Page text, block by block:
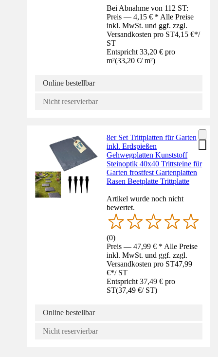
Bei Abnahme von 112 ST:
Preis — 4,15 € * Alle Preise
inkl. MwSt. und ggf. zzgl.
Versandkosten pro ST4,15 €*/
ST
Entspricht 33,20 € pro
m²(33,20 €/ m²)
Online bestellbar
Nicht reservierbar
8er Set Trittplatten für Garten
inkl. Erdspießen
Gehwegplatten Kunststoff
Steinoptik 40x40 Trittsteine für
Garten frostfest Gartenplatten
Rasen Beetplatte Trittplatte
Artikel wurde noch nicht
bewertet.
(0)
Preis — 47,99 € * Alle Preise
inkl. MwSt. und ggf. zzgl.
Versandkosten pro ST47,99
€*/ ST
Entspricht 37,49 € pro
ST(37,49 €/ ST)
Online bestellbar
Nicht reservierbar